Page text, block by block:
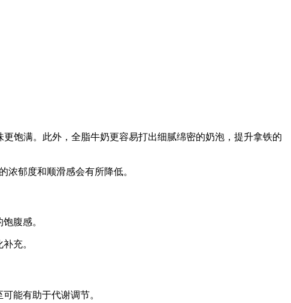
饱满。此外，全脂牛奶更容易打出细腻绵密的奶泡，提升拿铁的
浓郁度和顺滑感会有所降低。
腹感。
充。
能有助于代谢调节。